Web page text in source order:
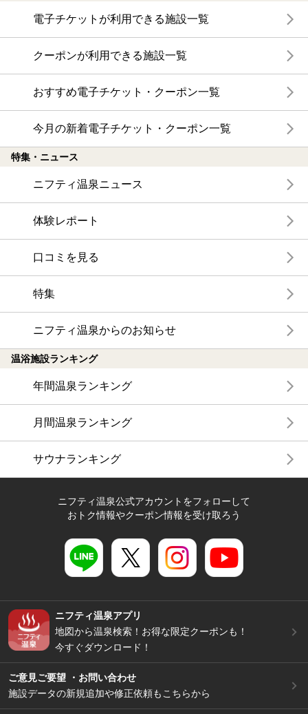
電子チケットが利用できる施設一覧
クーポンが利用できる施設一覧
おすすめ電子チケット・クーポン一覧
今月の新着電子チケット・クーポン一覧
特集・ニュース
ニフティ温泉ニュース
体験レポート
口コミを見る
特集
ニフティ温泉からのお知らせ
温浴施設ランキング
年間温泉ランキング
月間温泉ランキング
サウナランキング
ニフティ温泉公式アカウントをフォローして
おトク情報やクーポン情報を受け取ろう
ニフティ温泉アプリ
地図から温泉検索！お得な限定クーポンも！
今すぐダウンロード！
ご意見ご要望 ・お問い合わせ
施設データの新規追加や修正依頼もこちらから